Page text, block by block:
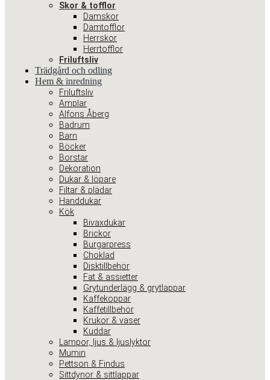
Skor & tofflor
Damskor
Damtofflor
Herrskor
Herrtofflor
Friluftsliv
Trädgård och odling
Hem & inredning
Friluftsliv
Amplar
Alfons Åberg
Badrum
Barn
Böcker
Borstar
Dekoration
Dukar & löpare
Filtar & plädar
Handdukar
Kök
Bivaxdukar
Brickor
Burgarpress
Choklad
Disktillbehör
Fat & assietter
Grytunderlägg & grytlappar
Kaffekoppar
Kaffetillbehör
Krukor & vaser
Kuddar
Lampor, ljus & ljuslyktor
Mumin
Pettson & Findus
Sittdynor & sittlappar